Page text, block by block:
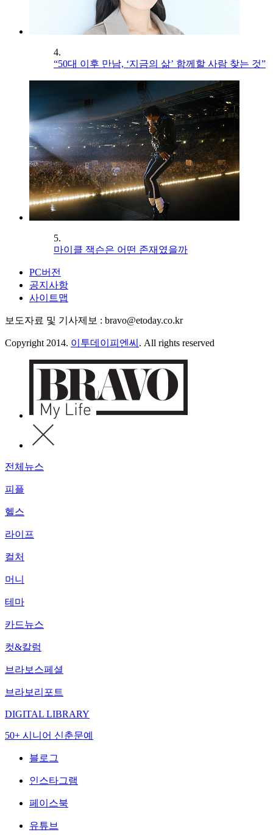
4.
“50대 이후 만남, ‘지금의 삶’ 함께할 사람 찾는 것”
5.
마이클 잭슨은 어떤 존재였을까
PC버전
공지사항
사이트맵
보도자료 및 기사제보 : bravo@etoday.co.kr
Copyright 2014. 이투데이피엔씨 . All rights reserved
전체뉴스
피플
헬스
라이프
컬처
머니
테마
카드뉴스
컷&칼럼
브라보스페셜
브라보리포트
DIGITAL LIBRARY
50+ 시니어 신춘문예
블로그
인스타그램
페이스북
유튜브